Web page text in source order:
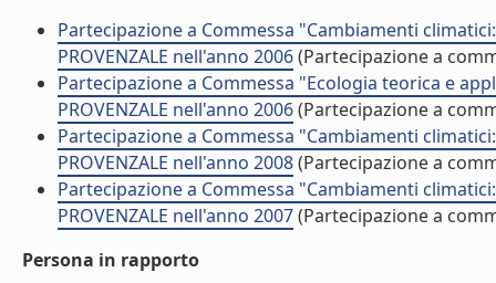
Partecipazione a Commessa "Cambiamenti
PROVENZALE nell'anno 2006(Partecipazione a
Partecipazione a Commessa "Ecologia teorica e
PROVENZALE nell'anno 2006(Partecipazione a
Partecipazione a Commessa "Cambiamenti
PROVENZALE nell'anno 2008(Partecipazione a
Partecipazione a Commessa "Cambiamenti
PROVENZALE nell'anno 2007(Partecipazione a
Persona in rapporto